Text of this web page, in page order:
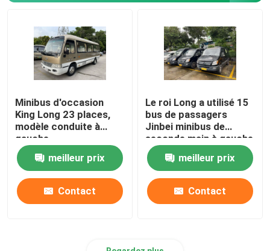
Minibus d'occasion
King Long 23 places,
modèle conduite à
gauche
meilleur prix
Contact
Le roi Long a utilisé 15
bus de passagers
Jinbei minibus de
seconde main à gauche
meilleur prix
Contact